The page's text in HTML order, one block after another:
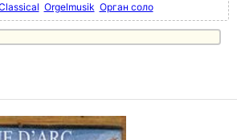
Orgelmusik Орган соло